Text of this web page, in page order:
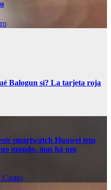
Balogun sí? La tarjeta roja
smartwatch Huawei tem
mundo, mas há um